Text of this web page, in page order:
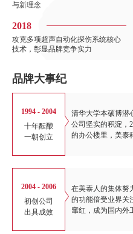
与新理念
2018
攻克多项超声自动化探伤系统核心
技术，彰显品牌竞争实力
品牌大事纪
1994 - 2004
十年酝酿
一朝创立
清华大学本硕博潜
公司坚实的积淀，
的办公楼里，美泰
2004 - 2006
初创公司
出具成效
在美泰人的集体努
的功能倍受业界关
窜红，成为国内外